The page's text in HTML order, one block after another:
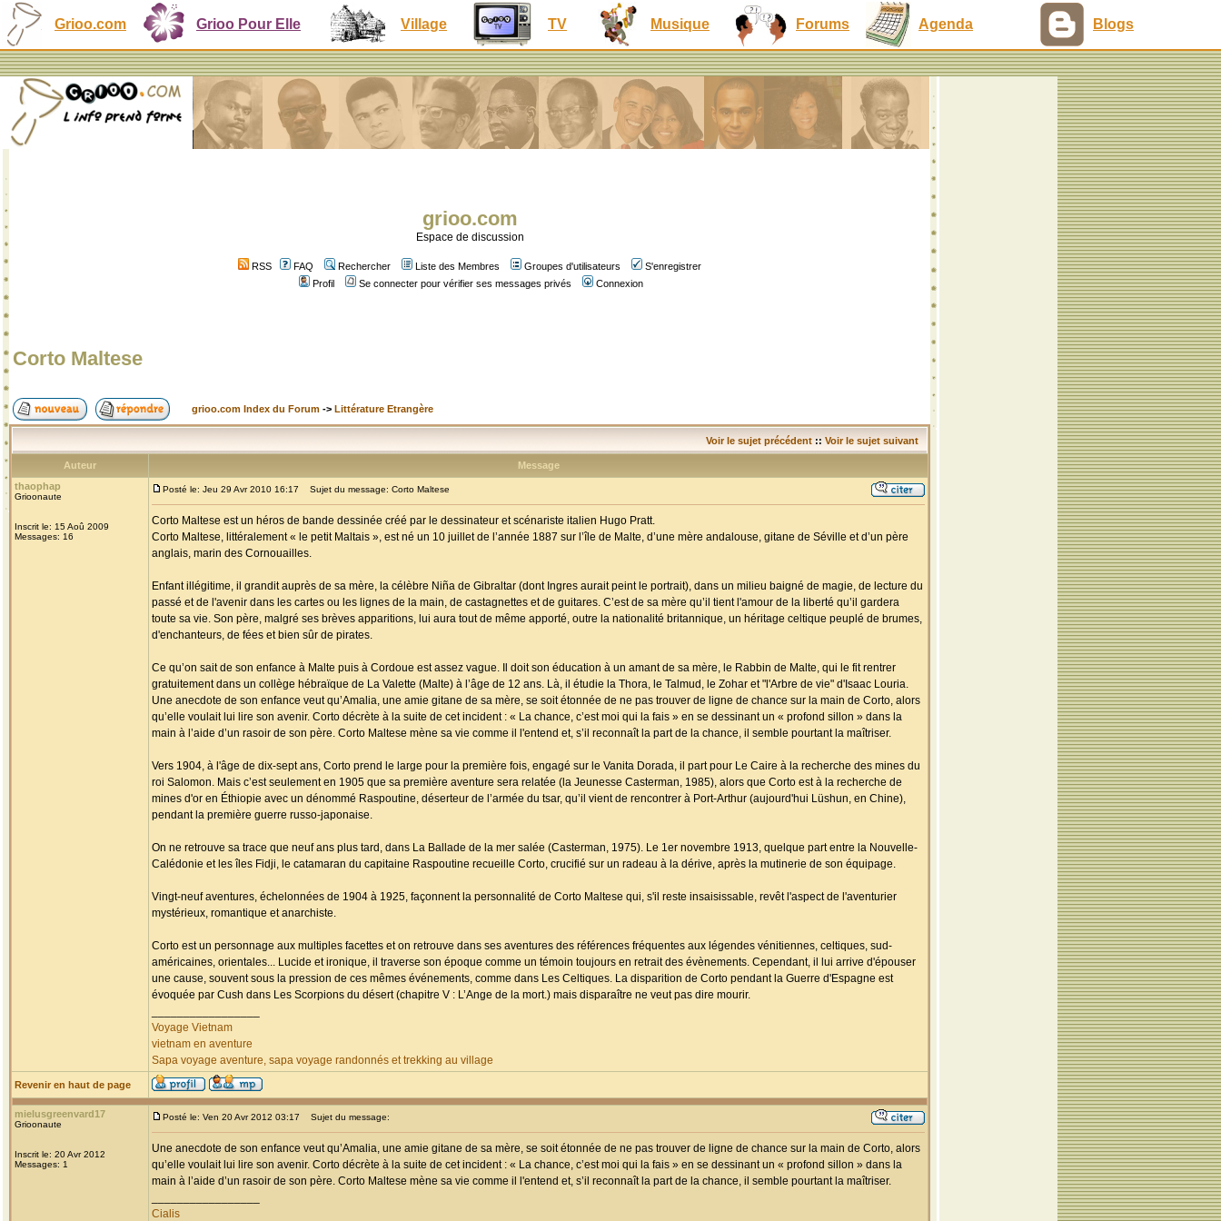
Grioo.com Grioo Pour Elle Village TV Musique Forums Agenda Blogs
grioo.com
Espace de discussion
RSS FAQ Rechercher Liste des Membres Groupes d'utilisateurs
S'enregistrer
Profil
Se connecter pour vérifier ses messages privés Connexion
Corto Maltese
grioo.com Index du Forum -> Littérature Etrangère
Voir le sujet précédent :: Voir le sujet suivant
Auteur
Message
thaophap
Grioonaute
Inscrit le: 15 Aoû 2009
Messages: 16
Posté le: Jeu 29 Avr 2010 16:17 Sujet du message: Corto Maltese
Corto Maltese est un héros de bande dessinée créé par le dessinateur et scénariste italien Hugo Pratt.
Corto Maltese, littéralement « le petit Maltais », est né un 10 juillet de l’année 1887 sur l’île de Malte, d’une mère andalouse, gitane de Séville et d’un père
anglais, marin des Cornouailles.
Enfant illégitime, il grandit auprès de sa mère, la célèbre Niña de Gibraltar (dont Ingres aurait peint le portrait), dans un milieu baigné de magie, de lecture du
passé et de l'avenir dans les cartes ou les lignes de la main, de castagnettes et de guitares. C’est de sa mère qu’il tient l'amour de la liberté qu’il gardera
toute sa vie. Son père, malgré ses brèves apparitions, lui aura tout de même apporté, outre la nationalité britannique, un héritage celtique peuplé de brumes,
d'enchanteurs, de fées et bien sûr de pirates.
Ce qu’on sait de son enfance à Malte puis à Cordoue est assez vague. Il doit son éducation à un amant de sa mère, le Rabbin de Malte, qui le fit rentrer
gratuitement dans un collège hébraïque de La Valette (Malte) à l’âge de 12 ans. Là, il étudie la Thora, le Talmud, le Zohar et "l'Arbre de vie" d'Isaac Louria.
Une anecdote de son enfance veut qu’Amalia, une amie gitane de sa mère, se soit étonnée de ne pas trouver de ligne de chance sur la main de Corto, alors
qu’elle voulait lui lire son avenir. Corto décrète à la suite de cet incident : « La chance, c’est moi qui la fais » en se dessinant un « profond sillon » dans la
main à l’aide d’un rasoir de son père. Corto Maltese mène sa vie comme il l'entend et, s’il reconnaît la part de la chance, il semble pourtant la maîtriser.
Vers 1904, à l'âge de dix-sept ans, Corto prend le large pour la première fois, engagé sur le Vanita Dorada, il part pour Le Caire à la recherche des mines du
roi Salomon. Mais c’est seulement en 1905 que sa première aventure sera relatée (la Jeunesse Casterman, 1985), alors que Corto est à la recherche de
mines d'or en Éthiopie avec un dénommé Raspoutine, déserteur de l’armée du tsar, qu’il vient de rencontrer à Port-Arthur (aujourd'hui Lüshun, en Chine),
pendant la première guerre russo-japonaise.
On ne retrouve sa trace que neuf ans plus tard, dans La Ballade de la mer salée (Casterman, 1975). Le 1er novembre 1913, quelque part entre la Nouvelle-
Calédonie et les îles Fidji, le catamaran du capitaine Raspoutine recueille Corto, crucifié sur un radeau à la dérive, après la mutinerie de son équipage.
Vingt-neuf aventures, échelonnées de 1904 à 1925, façonnent la personnalité de Corto Maltese qui, s'il reste insaisissable, revêt l'aspect de l'aventurier
mystérieux, romantique et anarchiste.
Corto est un personnage aux multiples facettes et on retrouve dans ses aventures des références fréquentes aux légendes vénitiennes, celtiques, sud-
américaines, orientales... Lucide et ironique, il traverse son époque comme un témoin toujours en retrait des évènements. Cependant, il lui arrive d'épouser
une cause, souvent sous la pression de ces mêmes événements, comme dans Les Celtiques. La disparition de Corto pendant la Guerre d'Espagne est
évoquée par Cush dans Les Scorpions du désert (chapitre V : L’Ange de la mort.) mais disparaître ne veut pas dire mourir.
Voyage Vietnam
vietnam en aventure
Sapa voyage aventure, sapa voyage randonnés et trekking au village
Revenir en haut de page
mielusgreenvard17
Grioonaute
Inscrit le: 20 Avr 2012
Messages: 1
Posté le: Ven 20 Avr 2012 03:17 Sujet du message:
Une anecdote de son enfance veut qu’Amalia, une amie gitane de sa mère, se soit étonnée de ne pas trouver de ligne de chance sur la main de Corto, alors
qu’elle voulait lui lire son avenir. Corto décrète à la suite de cet incident : « La chance, c’est moi qui la fais » en se dessinant un « profond sillon » dans la
main à l’aide d’un rasoir de son père. Corto Maltese mène sa vie comme il l'entend et, s’il reconnaît la part de la chance, il semble pourtant la maîtriser.
Cialis